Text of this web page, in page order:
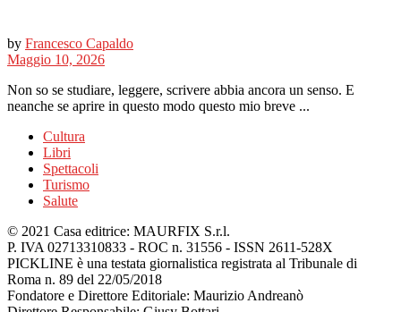
by Francesco Capaldo
Maggio 10, 2026
Non so se studiare, leggere, scrivere abbia ancora un senso. E
neanche se aprire in questo modo questo mio breve ...
Cultura
Libri
Spettacoli
Turismo
Salute
© 2021 Casa editrice: MAURFIX S.r.l.
P. IVA 02713310833 - ROC n. 31556 - ISSN 2611-528X
PICKLINE è una testata giornalistica registrata al Tribunale di
Roma n. 89 del 22/05/2018
Fondatore e Direttore Editoriale: Maurizio Andreanò